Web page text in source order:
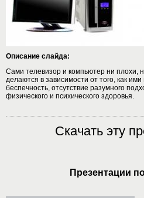
Описание слайда:
Сами телевизор и компьютер ни плохи,
делаются в зависимости от того, как
беспечность, отсутствие разумного
физического и психического здоровья.
Скачать эту
Презентации